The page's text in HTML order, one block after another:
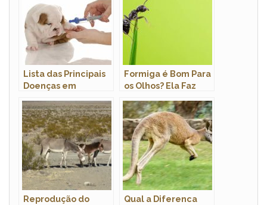
Lista das Principais
Doenças em
e Tratamento
Formiga é Bom Para
os Olhos? Ela Faz
Reprodução do
Qual a Diferenca